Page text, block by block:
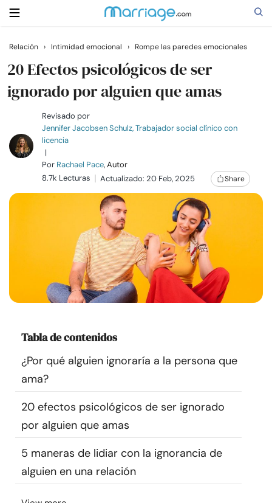
Buscar
Casarse
Relaciones
Familia
Recursos
Encuentra un terapeuta
Idioma
Sobre nosotros Contáctanos Escríbenos
Publicidad con
nosotros
© Copyright 2026. Todos los derechos reservados.
Relación › Intimidad emocional › Rompe las paredes emocionales
20 Efectos psicológicos de ser
ignorado por alguien que amas
Revisado por
Jennifer Jacobsen Schulz, Trabajador social clínico con
licencia
|
Por Rachael Pace, Autor
8.7k Lecturas
Actualizado: 20 Feb, 2025 Share
Tabla de contenidos
¿Por qué alguien ignoraría a la persona que
ama?
20 efectos psicológicos de ser ignorado
por alguien que amas
5 maneras de lidiar con la ignorancia de
alguien en una relación